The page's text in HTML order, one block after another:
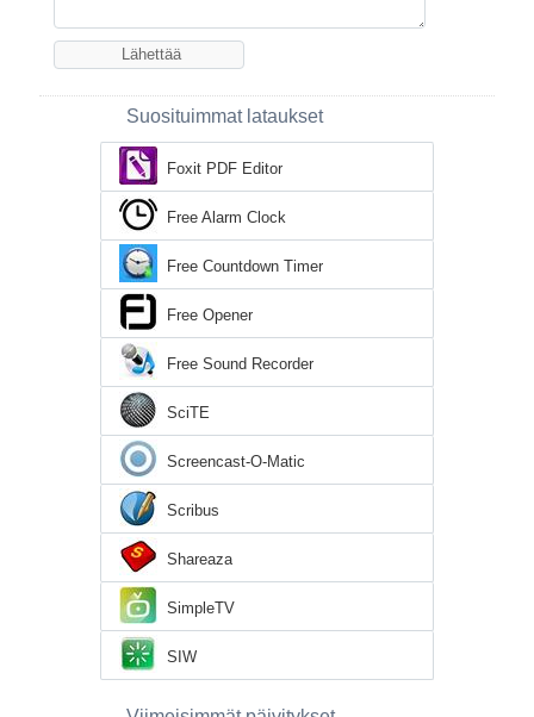
Suosituimmat lataukset
Foxit PDF Editor
Free Alarm Clock
Free Countdown Timer
Free Opener
Free Sound Recorder
SciTE
Screencast-O-Matic
Scribus
Shareaza
SimpleTV
SIW